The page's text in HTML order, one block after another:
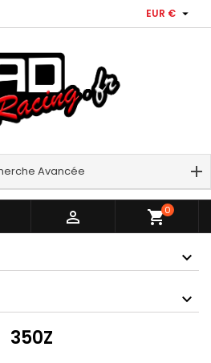
EUR € 
Avancée
 shopping_cart0
350Z